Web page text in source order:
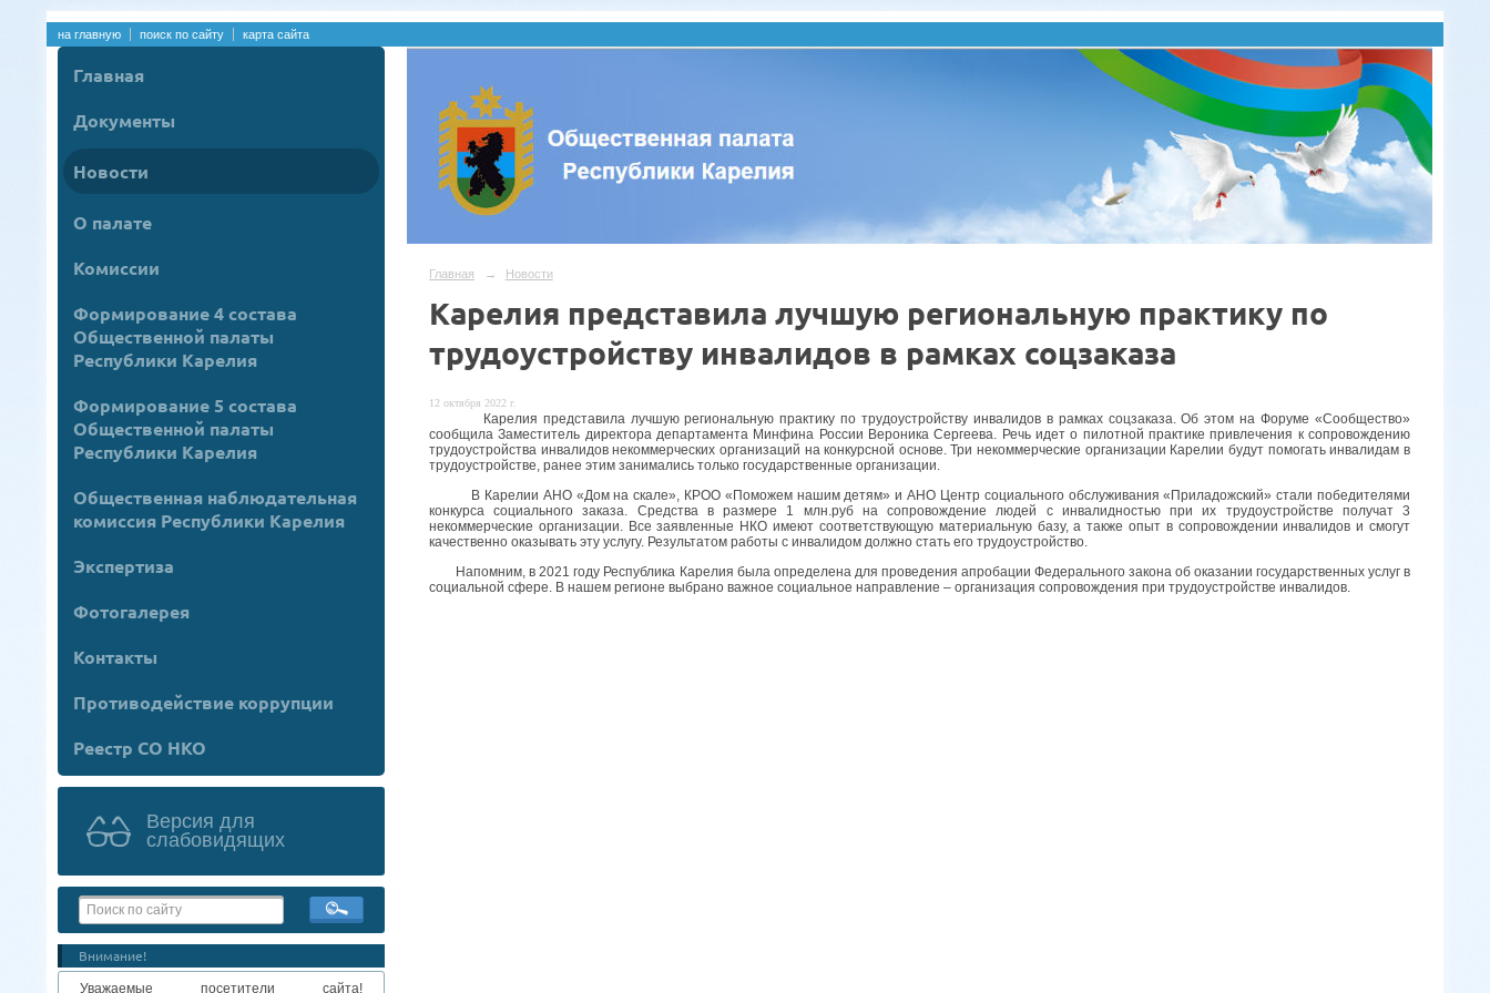
на главную поиск по сайту карта сайта
Главная
Документы
Новости
О палате
Комиссии
Формирование 4 состава
Общественной палаты
Республики Карелия
Формирование 5 состава
Общественной палаты
Республики Карелия
Общественная наблюдательная
комиссия Республики Карелия
Экспертиза
Фотогалерея
Контакты
Противодействие коррупции
Реестр СО НКО
Версия для
слабовидящих
Внимание!
Уважаемые посетители сайта!
Главная → Новости
Карелия представила лучшую региональную практику по
трудоустройству инвалидов в рамках соцзаказа
12 октября 2022 г.
Карелия представила лучшую региональную практику по трудоустройству инвалидов в рамках соцзаказа. Об этом на Форуме «Сообщество»
сообщила Заместитель директора департамента Минфина России Вероника Сергеева. Речь идет о пилотной практике привлечения к сопровождению
трудоустройства инвалидов некоммерческих организаций на конкурсной основе. Три некоммерческие организации Карелии будут помогать инвалидам в
трудоустройстве, ранее этим занимались только государственные организации.
В Карелии АНО «Дом на скале», КРОО «Поможем нашим детям» и АНО Центр социального обслуживания «Приладожский» стали победителями
конкурса социального заказа. Средства в размере 1 млн.руб на сопровождение людей с инвалидностью при их трудоустройстве получат 3
некоммерческие организации. Все заявленные НКО имеют соответствующую материальную базу, а также опыт в сопровождении инвалидов и смогут
качественно оказывать эту услугу. Результатом работы с инвалидом должно стать его трудоустройство.
Напомним, в 2021 году Республика Карелия была определена для проведения апробации Федерального закона об оказании государственных услуг в
социальной сфере. В нашем регионе выбрано важное социальное направление – организация сопровождения при трудоустройстве инвалидов.